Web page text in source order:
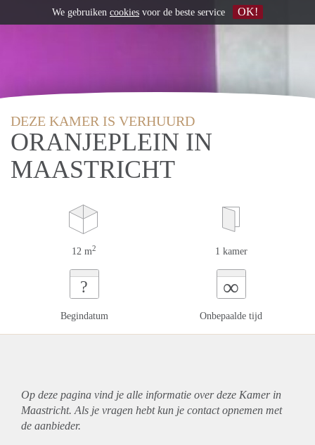
DEZE KAMER IS VERHUURD
ORANJEPLEIN IN
MAASTRICHT
12 m2 1 kamer
?
Begindatum
∞
Onbepaalde tijd
Op deze pagina vind je alle informatie over deze Kamer in
Maastricht. Als je vragen hebt kun je contact opnemen met
de aanbieder.
We gebruiken cookies voor de beste service OK!